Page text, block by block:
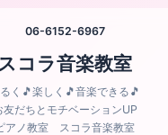
06-6152-6967
スコラ音楽教室
く🎵楽しく🎵音楽できる🎵
友だちとモチベーションUP
アノ教室 スコラ音楽教室